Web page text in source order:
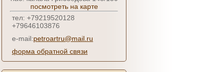
посмотреть на карте
тел: +79219520128
+79646103876
e-mail:petroartru@mail.ru
форма обратной связи